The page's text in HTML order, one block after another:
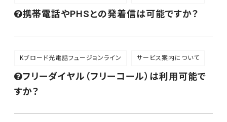
携帯電話やPHSとの発着信は可能ですか？
Kブロード光電話フュージョンライン サービス案内について
フリーダイヤル（フリーコール）は利用可能で
すか？